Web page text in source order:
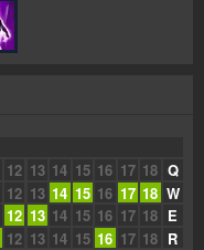
12 13 14 15 16 17 18 Q
12 13 14 15 16 17 18 W
12 13 14 15 16 17 18 E
12 13 14 15 16 17 18 R